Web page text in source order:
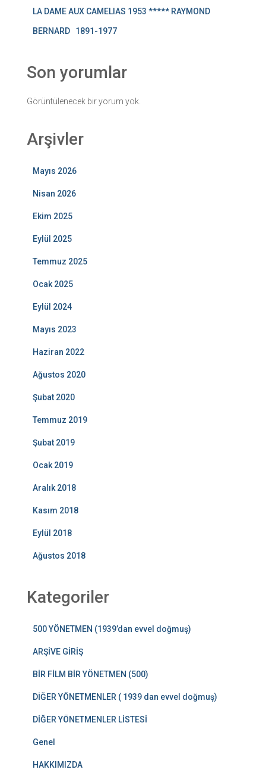
LA DAME AUX CAMELIAS 1953 ***** RAYMOND
BERNARD 1891-1977
Son yorumlar
Görüntülenecek bir yorum yok.
Arşivler
Mayıs 2026
Nisan 2026
Ekim 2025
Eylül 2025
Temmuz 2025
Ocak 2025
Eylül 2024
Mayıs 2023
Haziran 2022
Ağustos 2020
Şubat 2020
Temmuz 2019
Şubat 2019
Ocak 2019
Aralık 2018
Kasım 2018
Eylül 2018
Ağustos 2018
Kategoriler
500 YÖNETMEN (1939’dan evvel doğmuş)
ARŞİVE GİRİŞ
BİR FİLM BİR YÖNETMEN (500)
DİĞER YÖNETMENLER ( 1939 dan evvel doğmuş)
DİĞER YÖNETMENLER LİSTESİ
Genel
HAKKIMIZDA